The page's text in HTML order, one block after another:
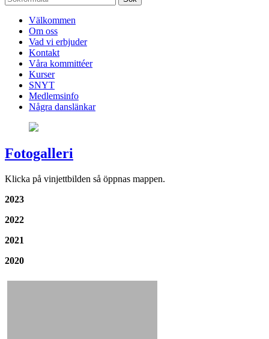
Välkommen
Om oss
Vad vi erbjuder
Kontakt
Våra kommittéer
Kurser
SNYT
Medlemsinfo
Några danslänkar
Fotogalleri
Klicka på vinjettbilden så öppnas mappen.
2023
2022
2021
2020